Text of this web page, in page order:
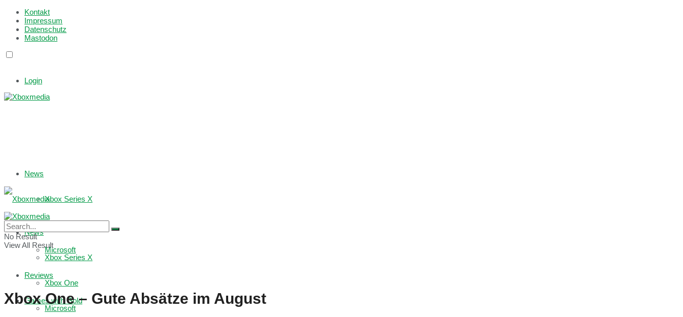
Kontakt
Impressum
Datenschutz
Mastodon
Login
News
Xbox Series X
Microsoft
Reviews
Games with Gold
News
Xbox Series X
Xbox One
Microsoft
No Result
View All Result
Xbox One – Gute Absätze im August